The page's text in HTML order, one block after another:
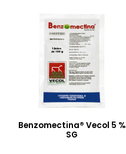
Benzomectina® Vecol 5 %
SG